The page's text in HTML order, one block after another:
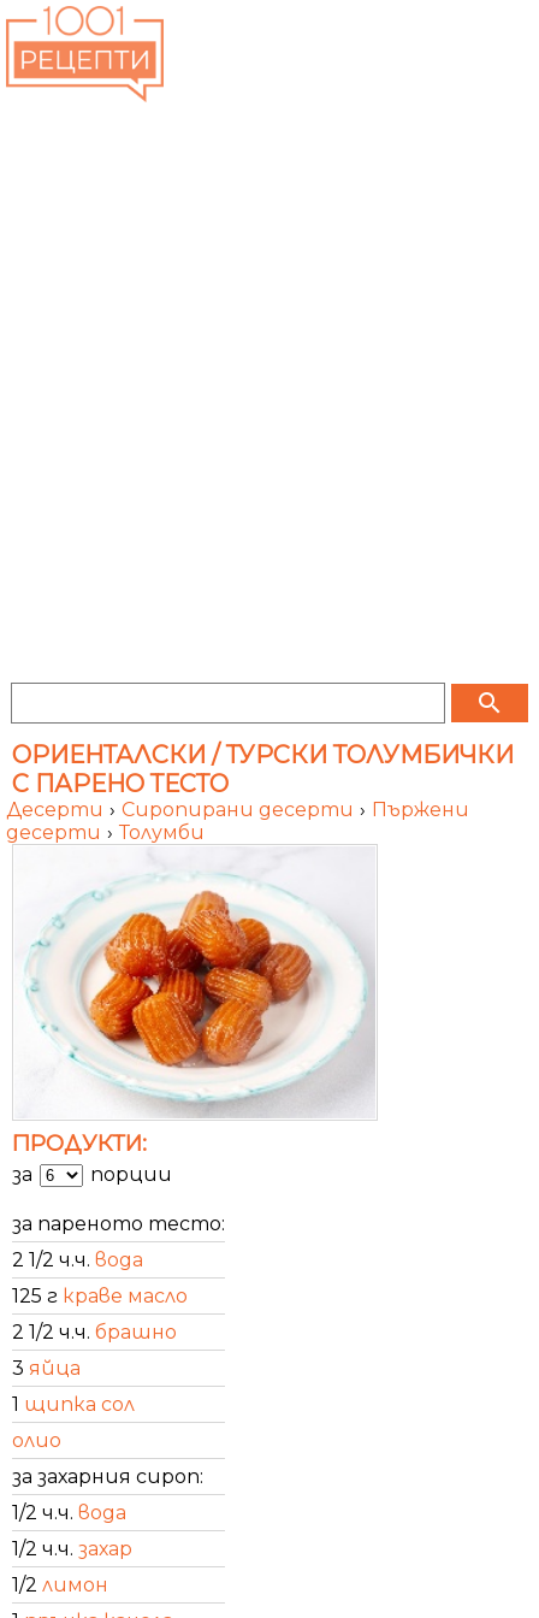
search
ОРИЕНТАЛСКИ / ТУРСКИ ТОЛУМБИЧКИ
С ПАРЕНО ТЕСТО
Десерти › Сиропирани десерти › Пържени
десерти › Толумби
ПРОДУКТИ:
за порции
за пареното тесто:
2 1/2 ч.ч. вода
125 г краве масло
2 1/2 ч.ч. брашно
3 яйца
1 щипка сол
олио
за захарния сироп:
1/2 ч.ч. вода
1/2 ч.ч. захар
1/2 лимон